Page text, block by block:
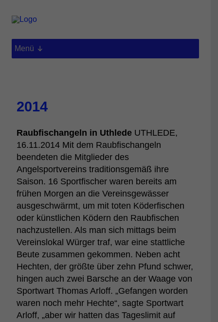
Menü
2014
Raubfischangeln in Uthlede UTHLEDE,
16.11.2014 Mit dem Raubfischangeln
beendeten die Mitglieder des
Angelsportvereins traditionsgemäß ihre
Saison. 16 Sportfischer waren bereits am
frühen Morgen an die Vereinsgewässer
ausgeschwärmt, um mit toten Köderfischen
oder künstlichen Ködern den Raubfischen
nachzustellen. Als man sich mittags beim
Vereinslokal Würger traf, war eine stattliche
Beute zusammen gekommen. Neben acht
Hechten, der größte über zehn Pfund schwer,
hingen auch zwei Barsche an der Waage von
Sportwart Thomas Arloff. „Gefangen worden
waren noch mehr Hechte“, sagte Sportwart
Arloff, „aber wir hatten das Tageslimit auf